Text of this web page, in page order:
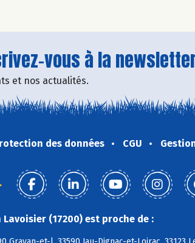
vous à la
et nos actualités.
des données CGU
(17200) est proche de :